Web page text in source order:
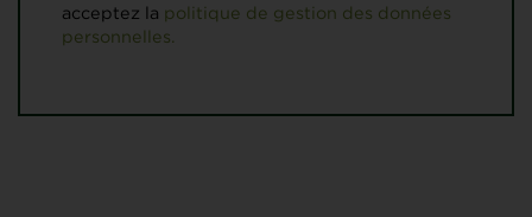
acceptez la politique de gestion des données
personnelles.